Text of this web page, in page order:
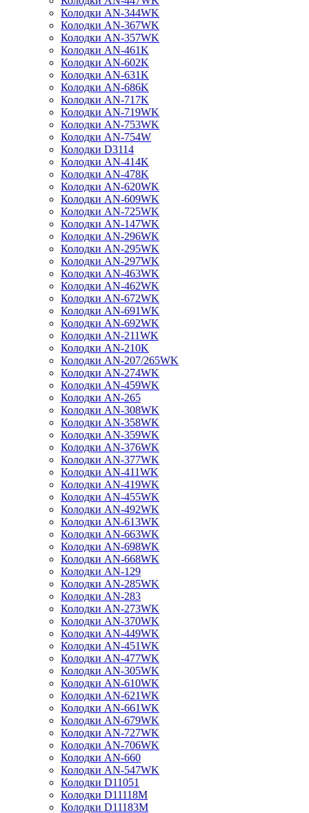
Колодки AN-344WK
Колодки AN-367WK
Колодки AN-357WK
Колодки AN-461K
Колодки AN-602K
Колодки AN-631K
Колодки AN-686K
Колодки AN-717K
Колодки AN-719WK
Колодки AN-753WK
Колодки AN-754W
Колодки D3114
Колодки AN-414K
Колодки AN-478K
Колодки AN-620WK
Колодки AN-609WK
Колодки AN-725WK
Колодки AN-147WK
Колодки AN-296WK
Колодки AN-295WK
Колодки AN-297WK
Колодки AN-463WK
Колодки AN-462WK
Колодки AN-672WK
Колодки AN-691WK
Колодки AN-692WK
Колодки AN-211WK
Колодки AN-210K
Колодки AN-207/265WK
Колодки AN-274WK
Колодки AN-459WK
Колодки AN-265
Колодки AN-308WK
Колодки AN-358WK
Колодки AN-359WK
Колодки AN-376WK
Колодки AN-377WK
Колодки AN-411WK
Колодки AN-419WK
Колодки AN-455WK
Колодки AN-492WK
Колодки AN-613WK
Колодки AN-663WK
Колодки AN-698WK
Колодки AN-668WK
Колодки AN-129
Колодки AN-285WK
Колодки AN-283
Колодки AN-273WK
Колодки AN-370WK
Колодки AN-449WK
Колодки AN-451WK
Колодки AN-477WK
Колодки AN-305WK
Колодки AN-610WK
Колодки AN-621WK
Колодки AN-661WK
Колодки AN-679WK
Колодки AN-727WK
Колодки AN-706WK
Колодки AN-660
Колодки AN-547WK
Колодки D11051
Колодки D11118M
Колодки D11183M